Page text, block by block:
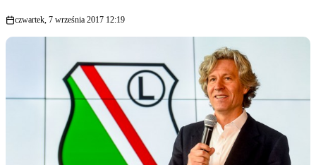
czwartek, 7 września 2017 12:19